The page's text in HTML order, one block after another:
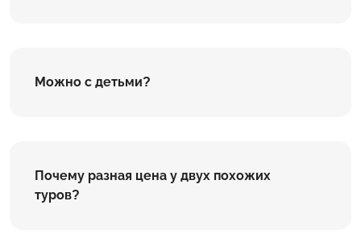
Можно с детьми?
Почему разная цена у двух похожих
туров?